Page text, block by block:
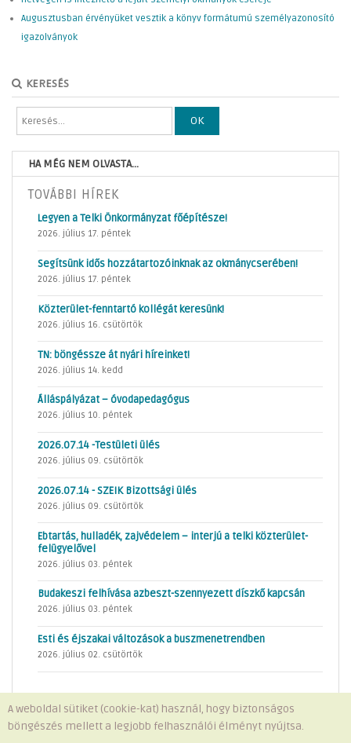
Augusztusban érvényüket vesztik a könyv formátumú személyazonosító
igazolványok
KERESÉS
OK
HA MÉG NEM OLVASTA...
TOVÁBBI HÍREK
Legyen a Telki Önkormányzat főépítésze!
2026. július 17. péntek
Segítsünk idős hozzátartozóinknak az okmánycserében!
2026. július 17. péntek
Közterület-fenntartó kollégát keresünk!
2026. július 16. csütörtök
TN: böngéssze át nyári híreinket!
2026. július 14. kedd
Álláspályázat – óvodapedagógus
2026. július 10. péntek
2026.07.14 -Testületi ülés
2026. július 09. csütörtök
2026.07.14 - SZEIK Bizottsági ülés
2026. július 09. csütörtök
Ebtartás, hulladék, zajvédelem – interjú a telki közterület-
felügyelővel
2026. július 03. péntek
Budakeszi felhívása azbeszt-szennyezett díszkő kapcsán
2026. július 03. péntek
Esti és éjszakai változások a buszmenetrendben
2026. július 02. csütörtök
Minden jog fenntartva © 2026 Telki Község Önkormányzata
A weboldal sütiket (cookie-kat) használ, hogy biztonságos
böngészés mellett a legjobb felhasználói élményt nyújtsa.